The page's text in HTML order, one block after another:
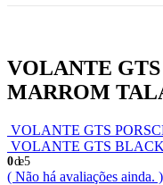
VOLANTE
MARROM
VOLANTE GTS
VOLANTE GTS
0de 5
( Não há avaliações ainda. )